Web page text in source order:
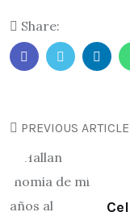
Share:
PREVIOUS ARTICLE